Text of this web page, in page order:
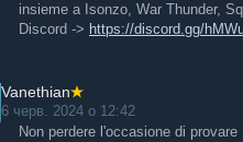
insieme a Isonzo, War Thunder,
Discord -> https://discord.gg/
Vanethian
6 черв. 2024 о 12:42
Non perdere l'occasione di